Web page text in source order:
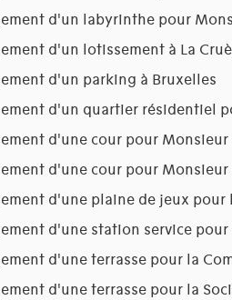
d'un labyrinthe pour
d'un lotissement à La
d'un parking à Bruxelles
d'un quartier résidentiel
d'une cour pour Monsieur
d'une cour pour Monsieur
d'une plaine de jeux pour
d'une station service pour
d'une terrasse pour la
d'une terrasse pour la